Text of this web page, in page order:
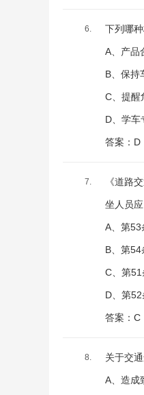
6. 下列哪
A、产品
B、保持
C、提醒
D、学车
答案：D
7. 《道路
坐人员
A、第53
B、第54
C、第51
D、第52
答案：C
8. 关于交
A、造成